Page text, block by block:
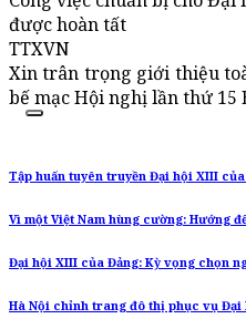
được hoàn tất
TTXVN
Xin trân trọng giới thiệu
bế mạc Hội nghị lần thứ 15
Tập huấn tuyên truyền Đại hội XIII
Vì một Việt Nam hùng cường: Hướng
Đại hội XIII của Đảng: Kỳ vọng chọn
Hà Nội chỉnh trang đô thị phục vụ